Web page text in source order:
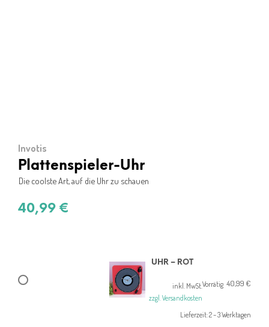
Invotis
Plattenspieler-Uhr
Die coolste Art, auf die Uhr zu schauen
40,99 €
UHR – ROT
40,99 €
Vorrätig
inkl. MwSt.
zzgl. Versandkosten
Lieferzeit:2 – 3 Werktagen